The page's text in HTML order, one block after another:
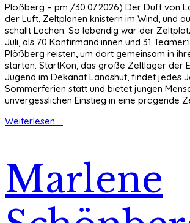
Plößberg – pm /30.07.2026) Der Duft von
der Luft, Zeltplanen knistern im Wind, und
schallt Lachen. So lebendig war der
Juli, als 70 Konfirmand:innen und 31
Plößberg reisten, um dort gemeinsam in
starten. StartKon, das große Zeltlager der
Jugend im Dekanat Landshut, findet jedes
Sommerferien statt und bietet jungen
unvergesslichen Einstieg in eine prägende
Weiterlesen ...
Marlene